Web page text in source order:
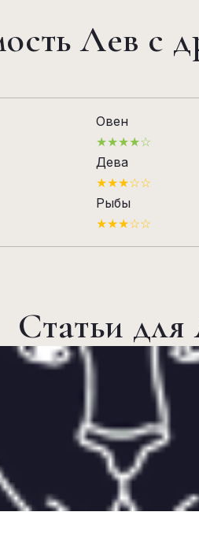
Лев с
Овен
★★★★☆
Дева
★★★☆☆
Рыбы
★★★☆☆
Статьи для